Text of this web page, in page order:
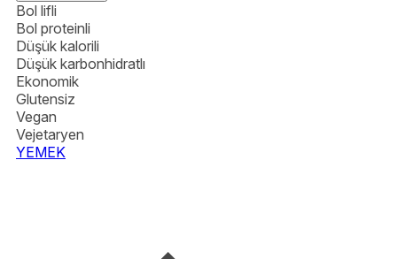
Bol lifli
Bol proteinli
Düşük kalorili
Düşük karbonhidratlı
Ekonomik
Glutensiz
Vegan
Vejetaryen
YEMEK